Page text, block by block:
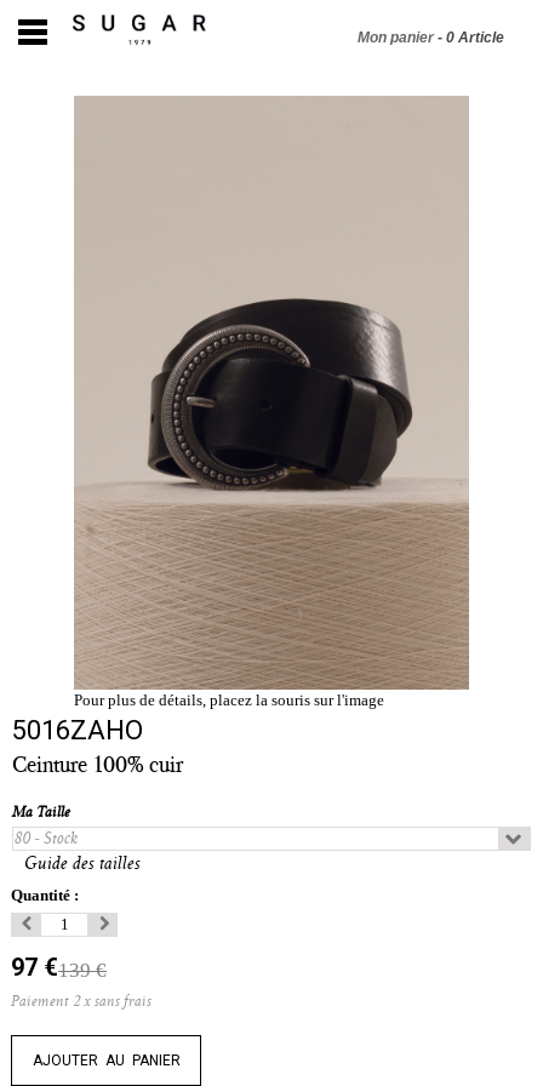
Mon panier - 0 Article
Pour plus de détails, placez la souris sur l'image
5016ZAHO
Ceinture 100% cuir
Ma Taille
Guide des tailles
Quantité :
97 €139 €
Paiement 2 x sans frais
AJOUTER AU PANIER